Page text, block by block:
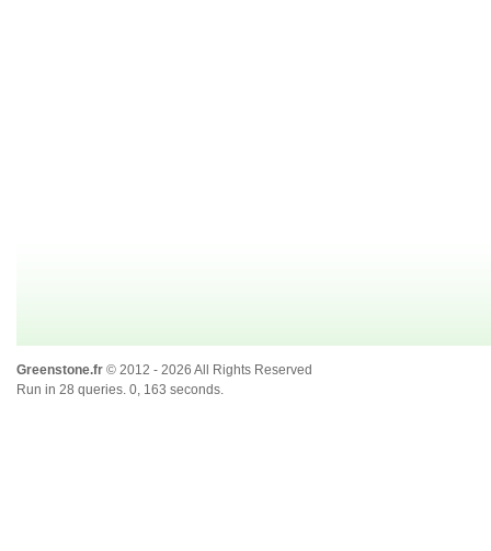
Greenstone.fr © 2012 - 2026 All Rights Reserved
Run in 28 queries. 0, 163 seconds.